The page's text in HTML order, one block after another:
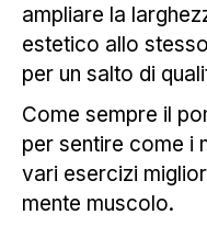
ampliare la
estetico allo
per un salto di
Come sempre il
per sentire come i
vari esercizi
mente muscolo.